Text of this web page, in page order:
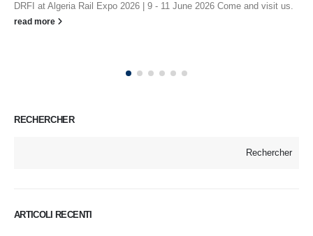
DRFI at Algeria Rail Expo 2026 | 9 - 11 June 2026 Come and visit us.
read more
RECHERCHER
Rechercher
ARTICOLI RECENTI